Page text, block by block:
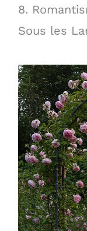
8.
Sous les